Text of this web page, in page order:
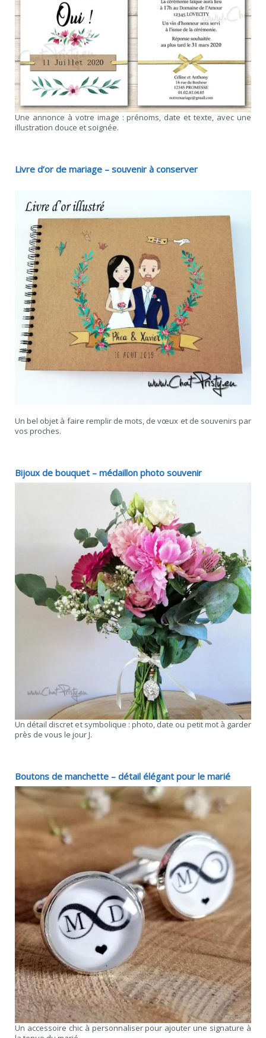
Une annonce à votre image : prénoms, date et texte, avec une
illustration douce et soignée.
Livre d’or de mariage – souvenir à conserver
Un bel objet à faire remplir de mots, de vœux et de souvenirs par
vos proches.
Bijoux de bouquet – médaillon photo souvenir
Un détail discret et symbolique : photo, date ou petit mot à garder
près de vous le jour J.
Boutons de manchette – détail élégant pour le marié
Un accessoire chic à personnaliser pour ajouter une signature à